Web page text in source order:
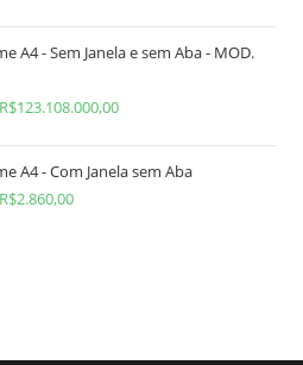
A4 - Sem Janela e sem Aba - MOD.
R$123.108.000,00
A4 - Com Janela sem Aba
R$2.860,00